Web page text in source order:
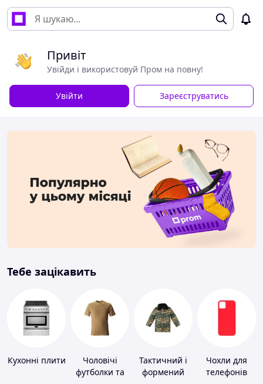
Привіт
Увійди і використовуй Пром на повну!
Увійти Зареєструватись
Тебе зацікавить
Кухонні плити
Чоловічі
футболки та
Тактичний і
формений
Чохли для
телефонів